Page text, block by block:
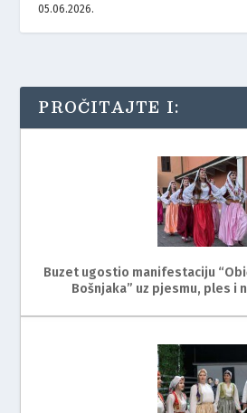
05.06.2026.
PROČITAJTE I:
Buzet ugostio manifestaciju
Bošnjaka” uz pjesmu, ples i